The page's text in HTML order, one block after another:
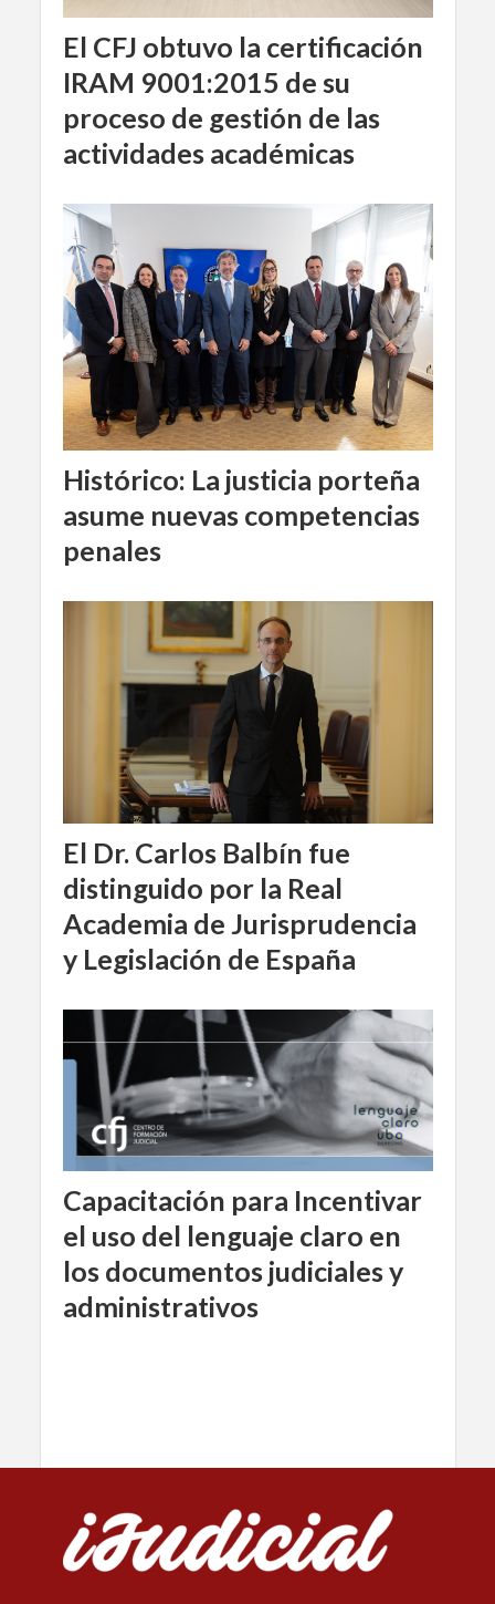
El CFJ obtuvo la certificación
IRAM 9001:2015 de su
proceso de gestión de las
actividades académicas
Histórico: La justicia porteña
asume nuevas competencias
penales
El Dr. Carlos Balbín fue
distinguido por la Real
Academia de Jurisprudencia
y Legislación de España
Capacitación para Incentivar
el uso del lenguaje claro en
los documentos judiciales y
administrativos